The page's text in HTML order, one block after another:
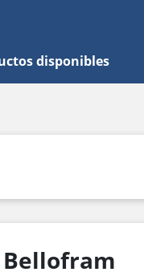
disponibles
Bellofram